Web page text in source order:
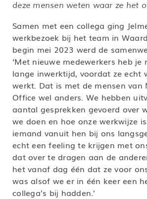
deze mensen weten waar ze het
Samen met een collega ging
werkbezoek bij het team in
begin mei 2023 werd de
‘Met nieuwe medewerkers heb je
lange inwerktijd, voordat ze echt
werkt. Dat is met de mensen van
Office wel anders. We hebben
aantal gesprekken gevoerd over
we doen en hoe onze werkwijze
iemand vanuit hen bij ons
echt een feeling te krijgen met
dat over te dragen aan de
het vanaf dag één dat ze voor
was alsof we er in één keer een
collega’s bij hadden.’